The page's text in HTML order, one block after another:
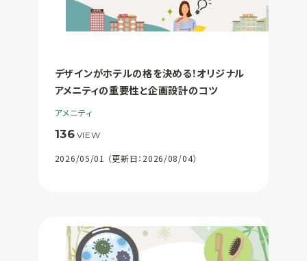
デザインがホテルの格を決める！オリジナル
アメニティの重要性と企画設計のコツ
アメニティ
136 VIEW
2026/05/01 （更新日：2026/08/04）